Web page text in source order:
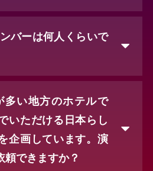
バーは何人くらいで
多い地方のホテルで
いただける日本らし
企画しています。演
頼できますか？